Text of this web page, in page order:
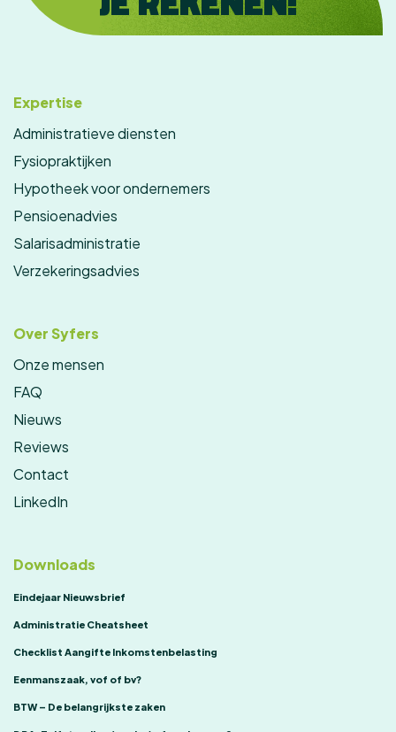
Expertise
Administratieve diensten
Fysiopraktijken
Hypotheek voor ondernemers
Pensioenadvies
Salarisadministratie
Verzekeringsadvies
Over Syfers
Onze mensen
FAQ
Nieuws
Reviews
Contact
LinkedIn
Downloads
Eindejaar Nieuwsbrief
Administratie Cheatsheet
Checklist Aangifte Inkomstenbelasting
Eenmanszaak, vof of bv?
BTW – De belangrijkste zaken